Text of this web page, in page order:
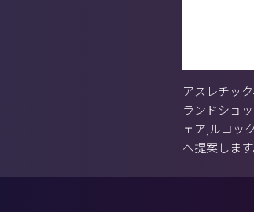
アスレチッ
ランドショ
ェア,ルコッ
へ提案します